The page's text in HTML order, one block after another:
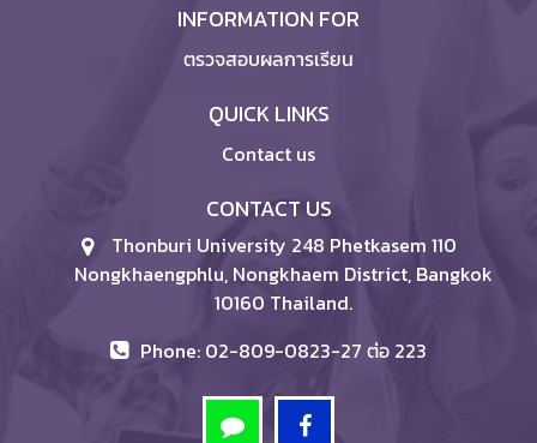
INFORMATION FOR
ตรวจสอบผลการเรียน
QUICK LINKS
Contact us
CONTACT US
Thonburi University 248 Phetkasem 110
Nongkhaengphlu, Nongkhaem District, Bangkok
10160 Thailand.
Phone: 02-809-0823-27 ต่อ 223